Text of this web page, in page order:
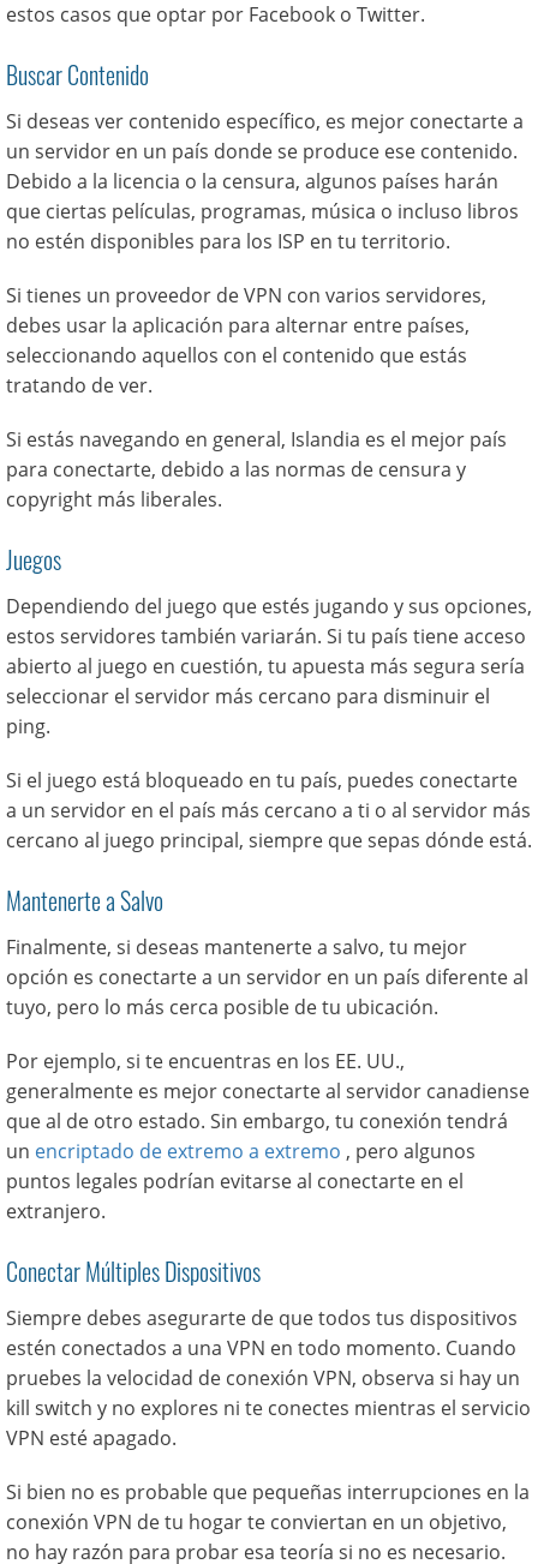
estos casos que optar por Facebook o Twitter.
Buscar Contenido
Si deseas ver contenido específico, es mejor conectarte a
un servidor en un país donde se produce ese contenido.
Debido a la licencia o la censura, algunos países harán
que ciertas películas, programas, música o incluso libros
no estén disponibles para los ISP en tu territorio.
Si tienes un proveedor de VPN con varios servidores,
debes usar la aplicación para alternar entre países,
seleccionando aquellos con el contenido que estás
tratando de ver.
Si estás navegando en general, Islandia es el mejor país
para conectarte, debido a las normas de censura y
copyright más liberales.
Juegos
Dependiendo del juego que estés jugando y sus opciones,
estos servidores también variarán. Si tu país tiene acceso
abierto al juego en cuestión, tu apuesta más segura sería
seleccionar el servidor más cercano para disminuir el
ping.
Si el juego está bloqueado en tu país, puedes conectarte
a un servidor en el país más cercano a ti o al servidor más
cercano al juego principal, siempre que sepas dónde está.
Mantenerte a Salvo
Finalmente, si deseas mantenerte a salvo, tu mejor
opción es conectarte a un servidor en un país diferente al
tuyo, pero lo más cerca posible de tu ubicación.
Por ejemplo, si te encuentras en los EE. UU.,
generalmente es mejor conectarte al servidor canadiense
que al de otro estado. Sin embargo, tu conexión tendrá
un encriptado de extremo a extremo , pero algunos
puntos legales podrían evitarse al conectarte en el
extranjero.
Conectar Múltiples Dispositivos
Siempre debes asegurarte de que todos tus dispositivos
estén conectados a una VPN en todo momento. Cuando
pruebes la velocidad de conexión VPN, observa si hay un
kill switch y no explores ni te conectes mientras el servicio
VPN esté apagado.
Si bien no es probable que pequeñas interrupciones en la
conexión VPN de tu hogar te conviertan en un objetivo,
no hay razón para probar esa teoría si no es necesario.